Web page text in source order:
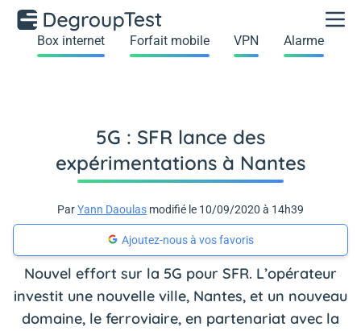
Box internet Forfait mobile VPN Alarme
5G : SFR lance des
expérimentations à Nantes
ParYann Daoulas modifié le 10/09/2020 à 14h39
Ajoutez-nous à vos favoris
Nouvel effort sur la 5G pour SFR. L’opérateur
investit une nouvelle ville, Nantes, et un nouveau
domaine, le ferroviaire, en partenariat avec la